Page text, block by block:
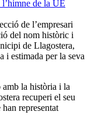
de l’empresari
del nom històric i
de Llagostera,
i estimada per la seva
la història i la
recuperi el seu
representat